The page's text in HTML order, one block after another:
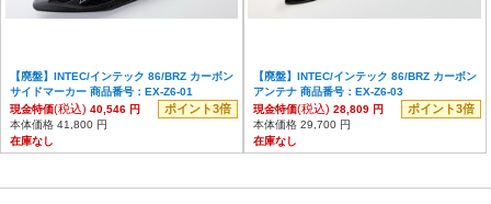
【廃盤】INTEC/インテック 86/BRZ カーボン
サイドマーカー 商品番号：EX-Z6-01
現金特価(税込) 40,546 円 ポイント3倍
本体価格 41,800 円
在庫なし
【廃盤】INTEC/インテック 86/BRZ カーボン
アンテナ 商品番号：EX-Z6-03
現金特価(税込) 28,809 円 ポイント3倍
本体価格 29,700 円
在庫なし